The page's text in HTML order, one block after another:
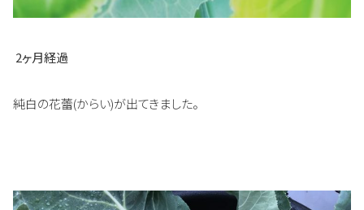
2ヶ月経過
純白の花蕾(からい)が出てきました。